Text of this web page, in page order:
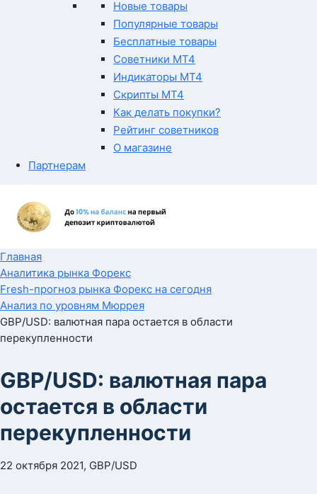
Новые товары
Популярные товары
Бесплатные товары
Советники MT4
Индикаторы MT4
Скрипты MT4
Как делать покупки?
Рейтинг советников
О магазине
Партнерам
Главная
Аналитика рынка Форекс
Fresh-прогноз рынка Форекс на сегодня
Анализ по уровням Мюррея
GBP/USD: валютная пара остается в области
перекупленности
GBP/USD: валютная пара
остается в области
перекупленности
22 октября 2021, GBP/USD